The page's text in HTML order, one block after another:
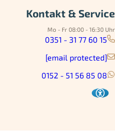
Kontakt & Service
Mo - Fr 08:00 - 16:30 Uhr
0351 - 31 77 60 15
[email protected]
0152 - 51 56 85 08